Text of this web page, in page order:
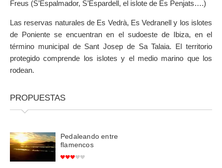
Freus (S’Espalmador, S’Espardell, el islote de Es Penjats….)
Las reservas naturales de Es Vedrà, Es Vedranell y los islotes
de Poniente se encuentran en el sudoeste de Ibiza, en el
término municipal de Sant Josep de Sa Talaia. El territorio
protegido comprende los islotes y el medio marino que los
rodean.
PROPUESTAS
Pedaleando entre
flamencos